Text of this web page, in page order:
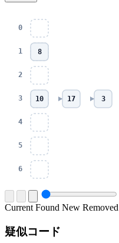
Current Found New Removed
疑似コード